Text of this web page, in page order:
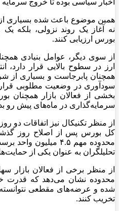
همین موضوع باعث شده بسیاری از
نه آغاز یک روند نزولی، بلکه
بورس ارزیابی کنند.
از سوی دیگر، عوامل بنیادی
ارز در سطوح بالایی قرار دارد،
همچنان پابرجاست و بسیاری از
سودآوری در وضعیت مطلوبی
بخشی از فعالان بازار همچنان
سرمایه‌گذاری در ماه‌های پیش رو
از منظر تکنیکال نیز اتفاقات
کل بورس پس از اصلاح روز
محدوده مهم ۴.۵
تحلیلگران به عنوان یکی از
از منظر برخی از فعالان
محدوده نشان می‌دهد که قدرت
شده و عرضه‌های مقطعی
تخریب کنند.